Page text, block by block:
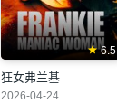
6.5
狂女弗兰基
2026-04-24